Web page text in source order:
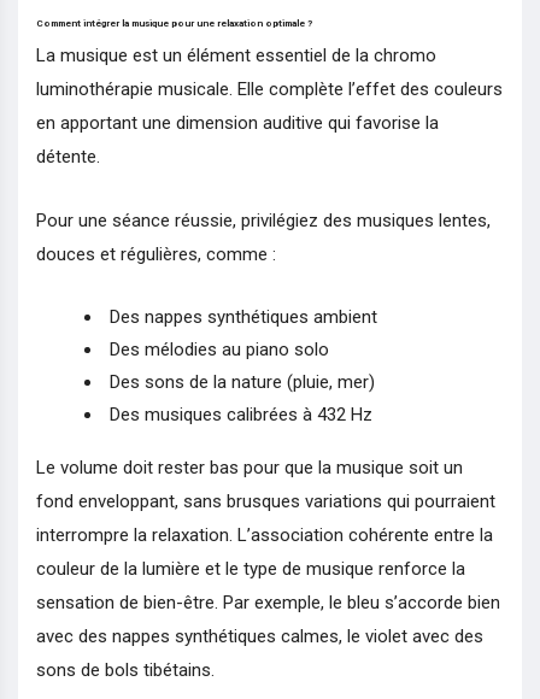
Comment intégrer la musique pour une relaxation optimale ?
La musique est un élément essentiel de la chromo
luminothérapie musicale. Elle complète l’effet des couleurs
en apportant une dimension auditive qui favorise la
détente.
Pour une séance réussie, privilégiez des musiques lentes,
douces et régulières, comme :
Des nappes synthétiques ambient
Des mélodies au piano solo
Des sons de la nature (pluie, mer)
Des musiques calibrées à 432 Hz
Le volume doit rester bas pour que la musique soit un
fond enveloppant, sans brusques variations qui pourraient
interrompre la relaxation. L’association cohérente entre la
couleur de la lumière et le type de musique renforce la
sensation de bien-être. Par exemple, le bleu s’accorde bien
avec des nappes synthétiques calmes, le violet avec des
sons de bols tibétains.